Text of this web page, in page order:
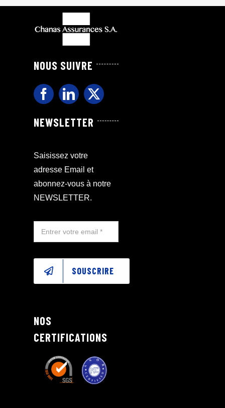
NOUS SUIVRE
NEWSLETTER
Saisissez votre
adresse Email et
abonnez-vous à notre
NEWSLETTER.
SOUSCRIRE
NOS
CERTIFICATIONS